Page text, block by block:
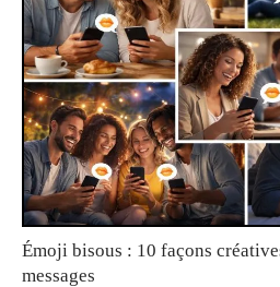
Émoji bisous : 10 façons
messages